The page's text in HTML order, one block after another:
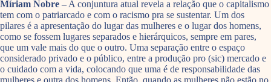
Míriam Nobre – A conjuntura atual revela a relação que o capitalismo
tem com o patriarcado e com o racismo pra se sustentar. Um dos
pilares é a apresentação do lugar das mulheres e o lugar dos homens,
como se fossem lugares separados e hierárquicos, sempre em pares,
que um vale mais do que o outro. Uma separação entre o espaço
considerado privado e o público, entre a produção pro (sic) mercado e
o cuidado com a vida, colocando que uma é de responsabilidade das
mulheres e outra dos homens. Então, quando as mulheres não estão no